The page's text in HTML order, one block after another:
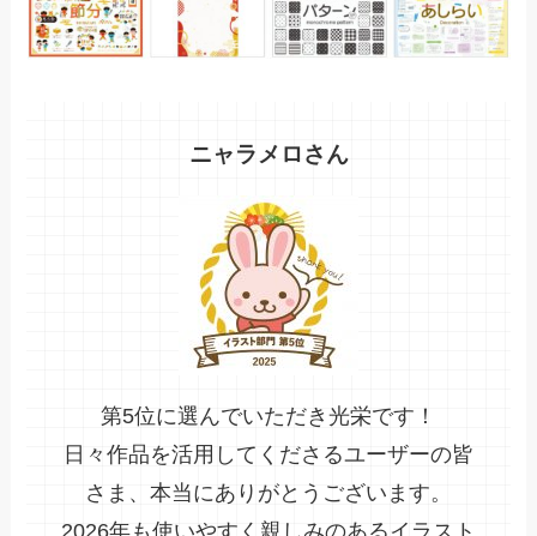
ニャラメロさん
第5位に選んでいただき光栄です！
日々作品を活用してくださるユーザーの皆
さま、本当にありがとうございます。